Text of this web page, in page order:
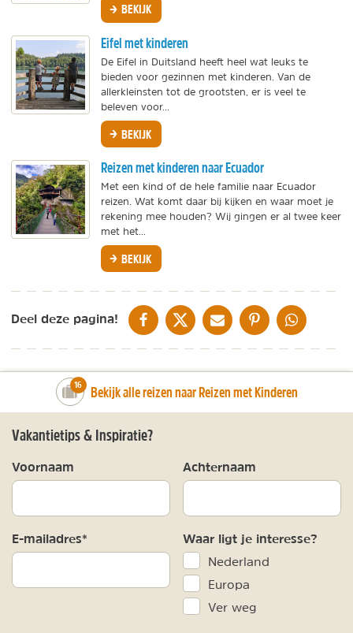
BEKIJK
Eifel met kinderen
De Eifel in Duitsland heeft heel wat leuks te
bieden voor gezinnen met kinderen. Van de
allerkleinsten tot de grootsten, er is veel te
beleven voor...
BEKIJK
Reizen met kinderen naar Ecuador
Met een kind of de hele familie naar Ecuador
reizen. Wat komt daar bij kijken en waar moet je
rekening mee houden? Wij gingen er al twee keer
met het...
BEKIJK
Deel deze pagina! DELEN OP FACEBOOK
DELEN OP XDELEN VIA DE MAIL
DELEN OP PINTEREST
DELEN OP
number_of_trips:
16 Bekijk alle reizen naar Reizen met Kinderen
Vakantietips & Inspiratie?
Voornaam Achternaam
E-mailadres* Waar ligt je interesse?
Nederland
Europa
Ver weg